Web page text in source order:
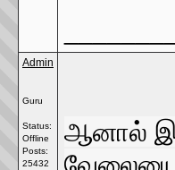
Admin
Guru
Status:
Offline
Posts:
25432
ஆனால்
வேலையை